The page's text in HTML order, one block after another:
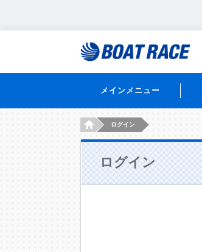
メインメニュー
HOMEログイン
ログイン